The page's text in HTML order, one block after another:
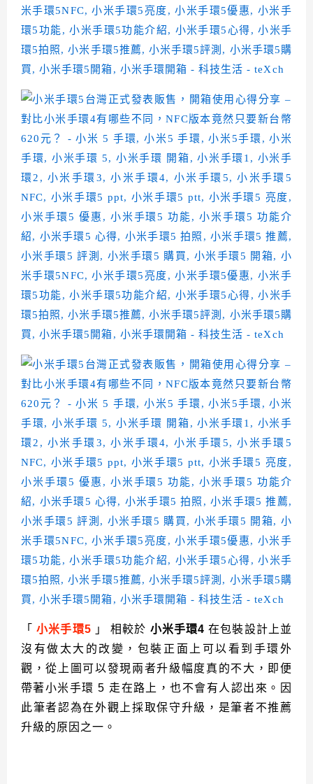
「小米手環5 」 相較於 小米手環4 在包裝設計上並
沒有做太大的改變，包裝正面上可以看到手環外
觀，從上圖可以發現兩者升級幅度真的不大，即便
帶著小米手環 5 走在路上，也不會有人認出來。因
此筆者認為在外觀上採取保守升級，是筆者不推薦
升級的原因之一。